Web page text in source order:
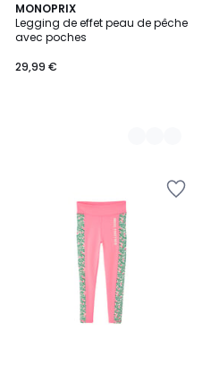
MONOPRIX
Legging de effet peau de pêche
avec poches
29,99 €
3
Couleurs